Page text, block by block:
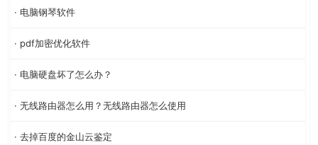
· 电脑钢琴软件
· pdf加密优化软件
· 电脑硬盘坏了怎么办？
· 无线路由器怎么用？无线路由器怎么使用
· 去掉百度的金山云鉴定